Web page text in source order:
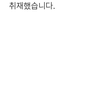
취재했습니다.